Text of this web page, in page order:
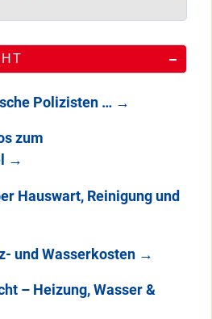
Polizisten … →
zum
→
Hauswart, Reinigung und
und Wasserkosten →
– Heizung, Wasser &